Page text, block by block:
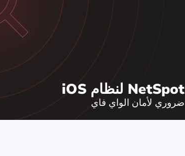
NetSpot لنظام iOS
ضروري لأمان الواي فاي